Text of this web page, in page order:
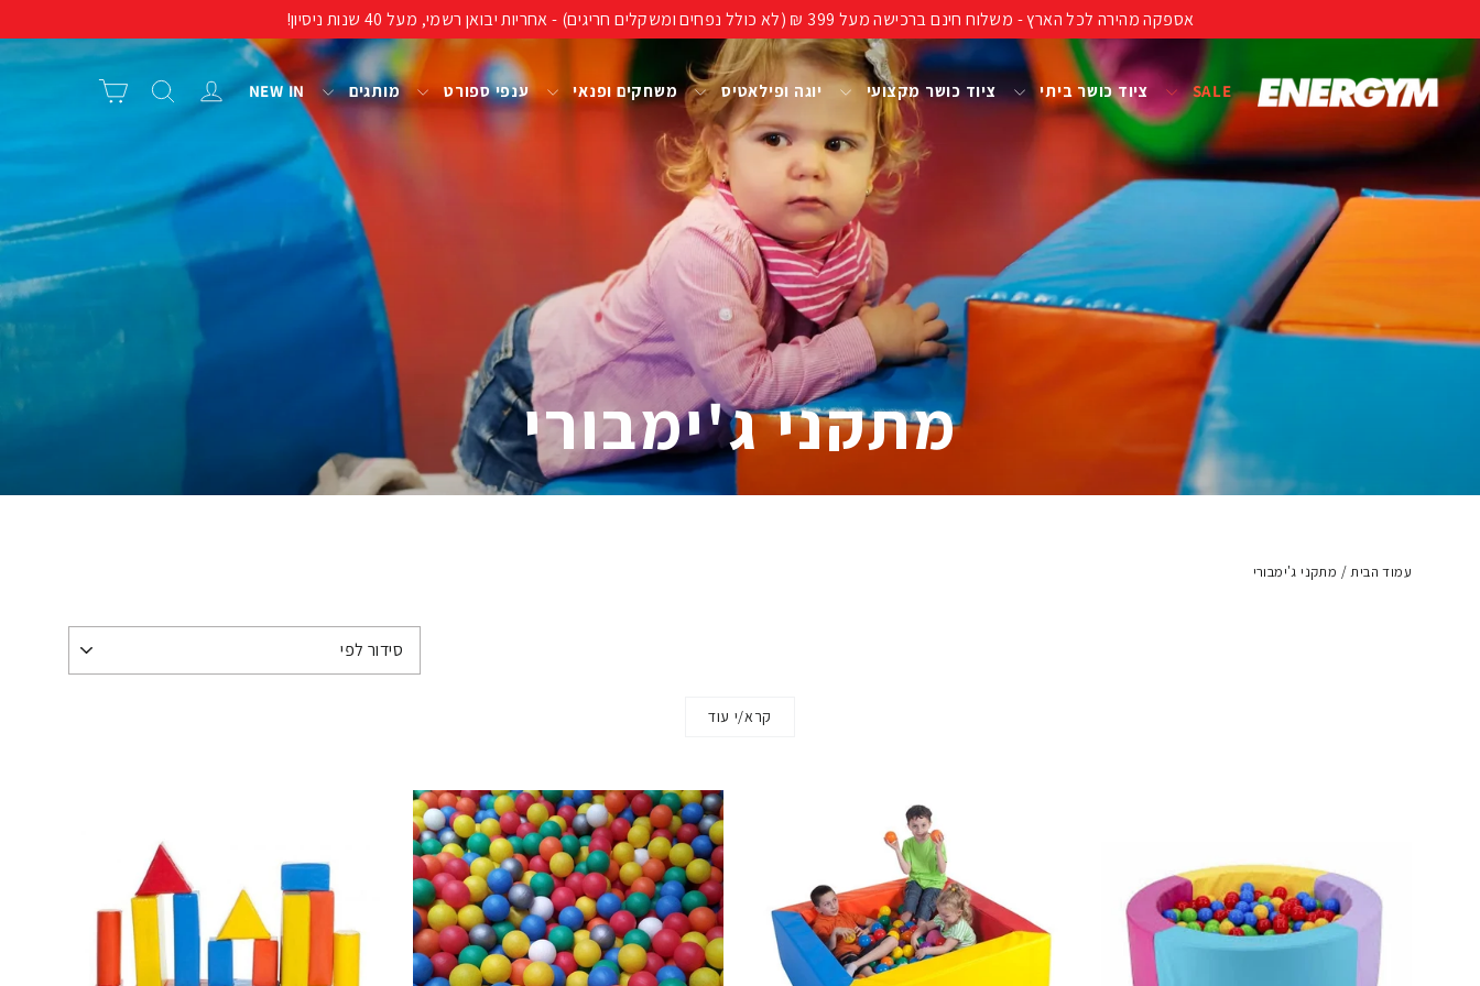
קריאה
אספקה מהירה לכל הארץ - משלוח חינם ברכישה מעל 399 ₪ (לא כולל נפחים ומשקלים חריגים) - אחריות יבואן רשמי, מעל 40 שנות ניסיון!
SALE ציוד כושר ביתי ציוד כושר מקצועי יוגה ופילאטיס משחקים ופנאי ענפי ספורט מותגים NEW IN התחבר/י חיפוש
מתקני ג'ימבורי
עמוד הבית / מתקני ג'ימבורי
קרא/י עוד
בואו ליצור לילדים עולם קסום של משחק, למידה והתפתחות עם מגוון רחב של מתקני ג'ימבורי וציוד איכותי.
בקטגוריה זו תמצאו את כל מה שצריך כדי לבנות פינת ג'ימבורי מושלמת, שתעודד את הילדים לטפס,
לזחול, לקפוץ וליהנות בבטחה. כל המוצרים שלנו מותאמים לגיל הרך, עשויים מחומרים בטיחותיים,
ומבטיחים שעות של הנאה אינסופית.